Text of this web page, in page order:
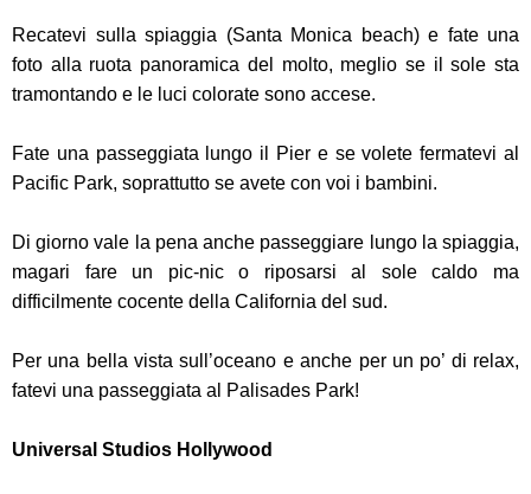
Recatevi sulla spiaggia (Santa Monica beach) e fate una
foto alla ruota panoramica del molto, meglio se il sole sta
tramontando e le luci colorate sono accese.
Fate una passeggiata lungo il Pier e se volete fermatevi al
Pacific Park, soprattutto se avete con voi i bambini.
Di giorno vale la pena anche passeggiare lungo la spiaggia,
magari fare un pic-nic o riposarsi al sole caldo ma
difficilmente cocente della California del sud.
Per una bella vista sull’oceano e anche per un po’ di relax,
fatevi una passeggiata al Palisades Park!
Universal Studios Hollywood